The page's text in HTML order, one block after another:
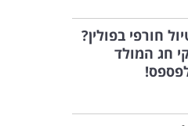
חורפי בפולין?
חג המולד